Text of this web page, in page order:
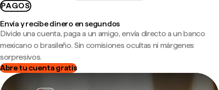
PAGOS
Envía y recibe dinero en segundos
Divide una cuenta, paga a un amigo, envía directo a un banco
mexicano o brasileño. Sin comisiones ocultas ni márgenes
sorpresivos.
Abre tu cuenta gratis